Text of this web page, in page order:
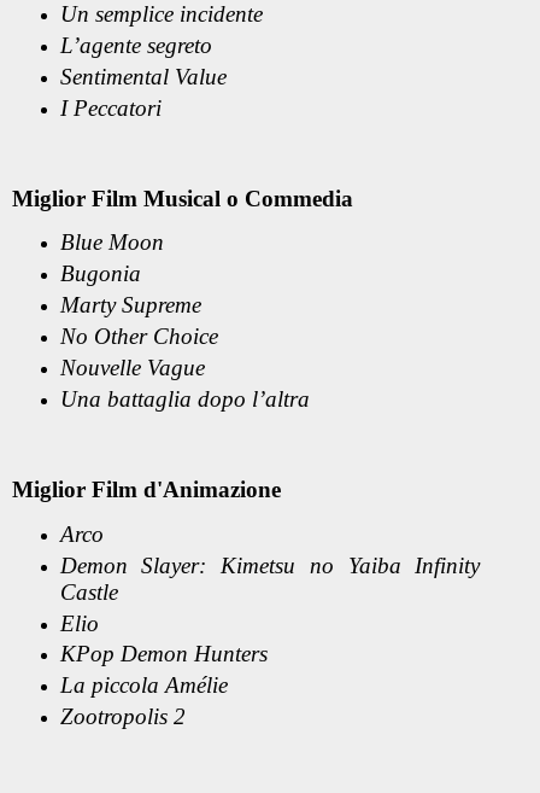
Un semplice incidente
L’agente segreto
Sentimental Value
I Peccatori
Miglior Film Musical o Commedia
Blue Moon
Bugonia
Marty Supreme
No Other Choice
Nouvelle Vague
Una battaglia dopo l’altra
Miglior Film d'Animazione
Arco
Demon Slayer: Kimetsu no Yaiba Infinity
Castle
Elio
KPop Demon Hunters
La piccola Amélie
Zootropolis 2